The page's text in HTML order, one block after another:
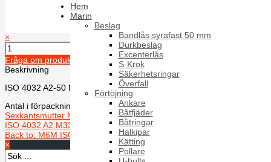
Hem
Marin
Beslag
Bandlås syrafast 50 mm
Durkbeslag
Excenterlås
S-Krok
Säkerhetsringar
Överfall
Förtöjning
Ankare
Båtfjäder
Båtringar
Halkipar
Kätting
Pollare
×
Fråga om produkten
Beskrivning
ISO 4032 A2-50 M33 TÜV
Antal i förpackning:10
Sexkantsmutter M6M ISO 4032 A2 M36 TÜV
ISO 4032 A2 M33
Back to: M6M ISO 4032
×